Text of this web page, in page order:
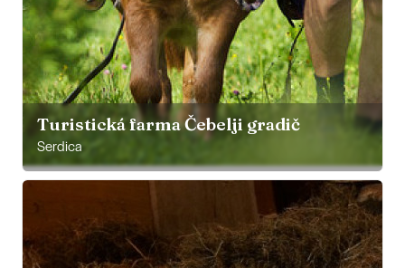
Turistická farma Čebelji gradič
Serdica